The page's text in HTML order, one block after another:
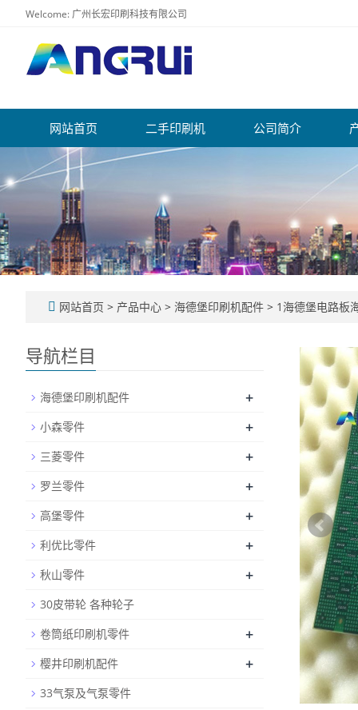
Welcome: 广州长宏印刷科技有限公司
网站首页 二手印刷机 公司简介
网站首页 > 产品中心 > 海德堡印刷机配件 > 1海德堡电路板
导航栏目
海德堡印刷机配件 +
小森零件 +
三菱零件 +
罗兰零件 +
高堡零件 +
利优比零件 +
秋山零件 +
30皮带轮 各种轮子
卷筒纸印刷机零件
+
樱井印刷机配件 +
33气泵及气泵零件